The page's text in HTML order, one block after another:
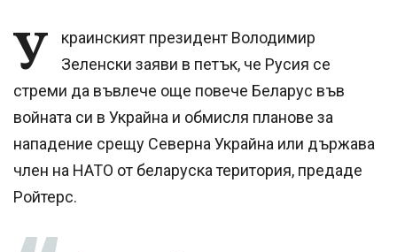
У
краинският президент Володимир
Зеленски заяви в петък, че Русия се
стреми да въвлече още повече Беларус във
войната си в Украйна и обмисля планове за
нападение срещу Северна Украйна или държава
член на НАТО от беларуска територия, предаде
Ройтерс.